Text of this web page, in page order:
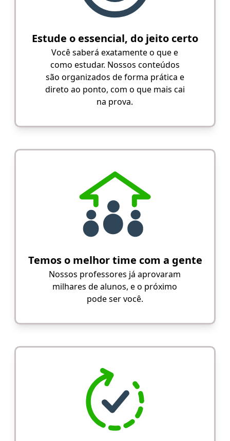
Estude o essencial, do jeito certo
Você saberá exatamente o que e
como estudar. Nossos conteúdos
são organizados de forma prática e
direto ao ponto, com o que mais cai
na prova.
Temos o melhor time com a gente
Nossos professores já aprovaram
milhares de alunos, e o próximo
pode ser você.